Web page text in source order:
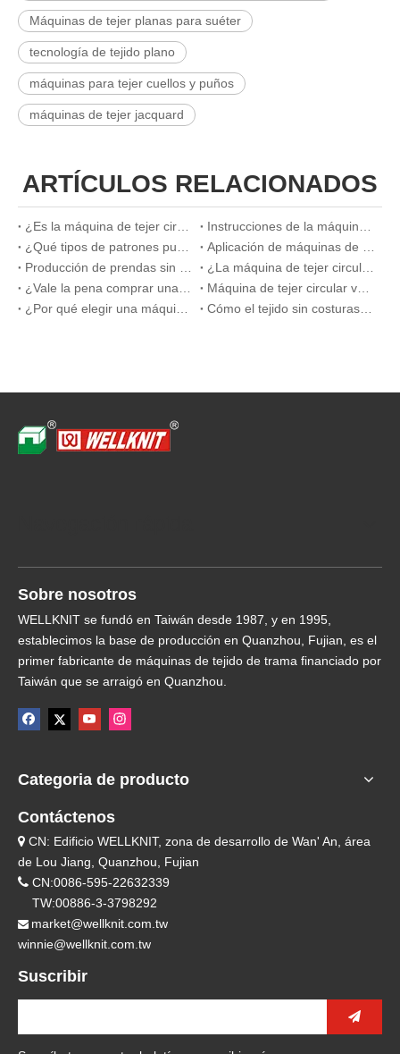
Máquinas de tejer planas para suéter
tecnología de tejido plano
máquinas para tejer cuellos y puños
máquinas de tejer jacquard
ARTÍCULOS RELACIONADOS
¿Es la máquina de tejer circular de doble jersey un éxito en el mercado?
Instrucciones de la máquina de tejer plana
¿Qué tipos de patrones puede tejer la máquina de tejer plana?
Aplicación de máquinas de tejido plano en la producción de cuellos y puños de camisas de polo
Producción de prendas sin costuras con máquinas de tejer planas
¿La máquina de tejer circular requiere mantenimiento regular?
¿Vale la pena comprar una máquina de tejer circular?
Máquina de tejer circular versus plana: una guía visual de comparación
¿Por qué elegir una máquina de tejer circular para trajes oficiales?
Cómo el tejido sin costuras mejora la transpirabilidad y encajar en la ecológica
Sobre nosotros
WELLKNIT se fundó en Taiwán desde 1987, y en 1995,
establecimos la base de producción en Quanzhou, Fujian, es el
primer fabricante de máquinas de tejido de trama financiado por
Taiwán que se arraigó en Quanzhou.
Categoria de producto
Contáctenos
 CN: Edificio WELLKNIT, zona de desarrollo de Wan' An, área
de Lou Jiang, Quanzhou, Fujian
 CN:0086-595-22632339
TW:00886-3-3798292
 market@wellknit.com.tw
winnie@wellknit.com.tw
Suscribir